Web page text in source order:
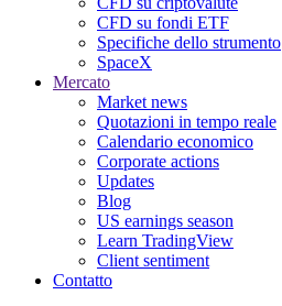
CFD su fondi ETF
Specifiche dello strumento
SpaceX
Mercato
Market news
Quotazioni in tempo reale
Calendario economico
Corporate actions
Updates
Blog
US earnings season
Learn TradingView
Client sentiment
Contatto